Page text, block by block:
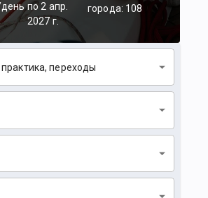
по 2 апр.
2027 г.
города: 108
переходы